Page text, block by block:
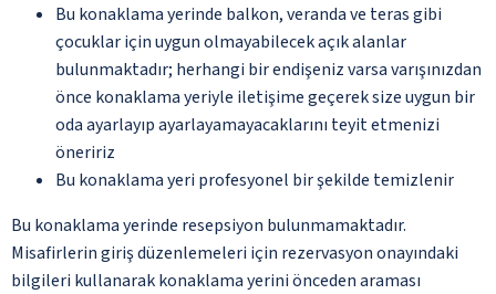
Bu konaklama yerinde balkon, veranda ve teras gibi
çocuklar için uygun olmayabilecek açık alanlar
bulunmaktadır; herhangi bir endişeniz varsa varışınızdan
önce konaklama yeriyle iletişime geçerek size uygun bir
oda ayarlayıp ayarlayamayacaklarını teyit etmenizi
öneririz
Bu konaklama yeri profesyonel bir şekilde temizlenir
Bu konaklama yerinde resepsiyon bulunmamaktadır.
Misafirlerin giriş düzenlemeleri için rezervasyon onayındaki
bilgileri kullanarak konaklama yerini önceden araması